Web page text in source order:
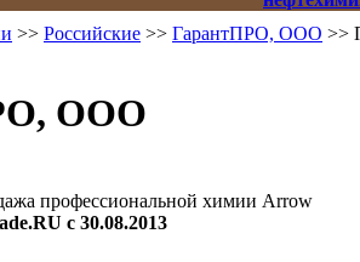
>> Российские >> ГарантПРО, ООО >>
ООО
профессиональной химии Arrow
с 30.08.2013